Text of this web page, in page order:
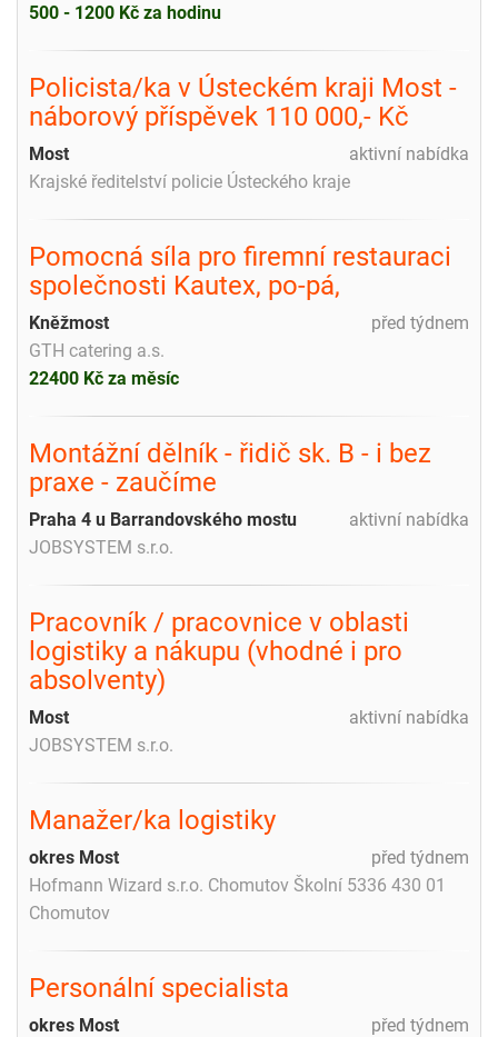
500 - 1200 Kč za hodinu
Policista/ka v Ústeckém kraji Most -
náborový příspěvek 110 000,- Kč
aktivní nabídka
Most
Krajské ředitelství policie Ústeckého kraje
Pomocná síla pro firemní restauraci
společnosti Kautex, po-pá,
před týdnem
Kněžmost
GTH catering a.s.
22400 Kč za měsíc
Montážní dělník - řidič sk. B - i bez
praxe - zaučíme
aktivní nabídka
Praha 4 u Barrandovského mostu
JOBSYSTEM s.r.o.
Pracovník / pracovnice v oblasti
logistiky a nákupu (vhodné i pro
absolventy)
aktivní nabídka
Most
JOBSYSTEM s.r.o.
Manažer/ka logistiky
před týdnem
okres Most
Hofmann Wizard s.r.o. Chomutov Školní 5336 430 01
Chomutov
Personální specialista
před týdnem
okres Most